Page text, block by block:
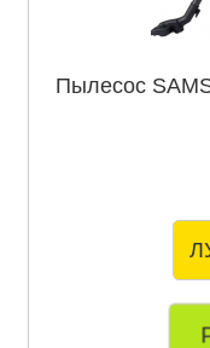
Пылесос